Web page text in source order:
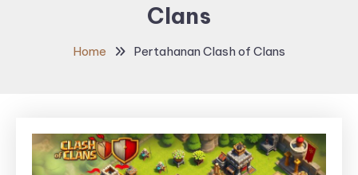
Clans
Home Pertahanan Clash of Clans